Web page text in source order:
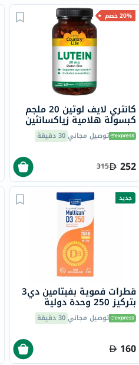
20% خصم
كانتري لايف لوتين 20 ملجم
كبسولة هلامية زياكسانثين
لصحة العين حزمة من 60
توصيل مجاني30 دقيقة
252
315
جديد
قطرات فموية بفيتامين دي3
بتركيز 250 وحدة دولية
مل توصيل مجاني30 دقيقة
160